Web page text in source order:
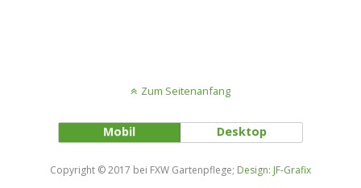
Zum Seitenanfang
Mobil Desktop
Copyright © 2017 bei FXW Gartenpflege; Design: JF-Grafix